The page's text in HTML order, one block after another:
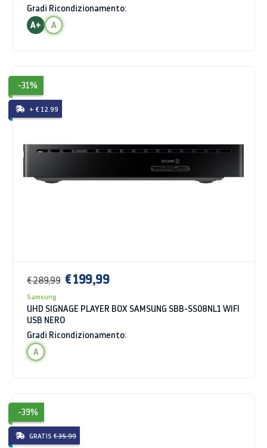
Gradi Ricondizionamento:
A+
A
-31%
+ € 12.99
€ 289,99 € 199,99
Samsung
UHD SIGNAGE PLAYER BOX SAMSUNG SBB-SS08NL1 WIFI
USB NERO
Gradi Ricondizionamento:
A
-39%
GRATIS € 35.99